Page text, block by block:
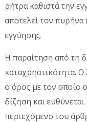
ρήτρα καθιστά την
αποτελεί τον
εγγύησης.
Η παραίτηση από τη
καταχρηστικότητα. Ο
ο όρος με τον οποίο
δίζηση και
περιεχόμενο του